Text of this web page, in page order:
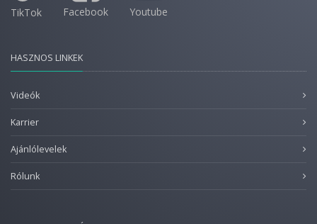
TikTok Facebook Youtube
HASZNOS LINKEK
Videók
Karrier
Ajánlólevelek
Rólunk